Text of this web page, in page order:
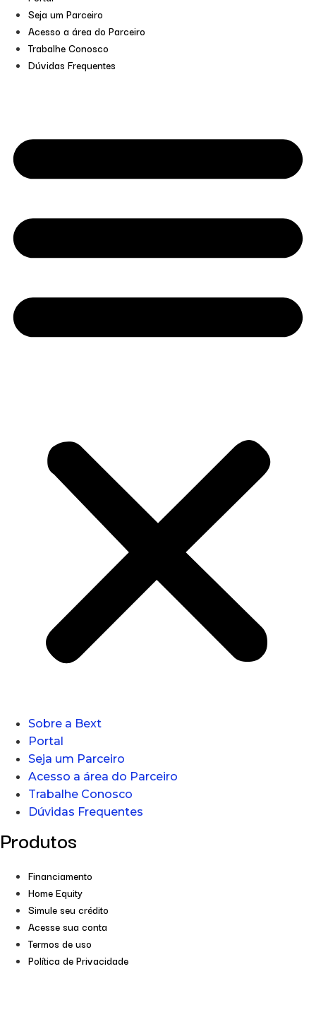
Seja um Parceiro
Acesso a área do Parceiro
Trabalhe Conosco
Dúvidas Frequentes
Sobre a Bext
Portal
Seja um Parceiro
Acesso a área do Parceiro
Trabalhe Conosco
Dúvidas Frequentes
Produtos
Financiamento
Home Equity
Simule seu crédito
Acesse sua conta
Termos de uso
Política de Privacidade